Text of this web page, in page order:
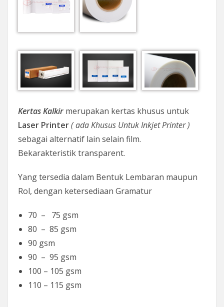
Kertas Kalkir merupakan kertas khusus untuk
Laser Printer( ada Khusus Untuk Inkjet Printer)
sebagai alternatif lain selain film.
Bekarakteristik transparent.
Yang tersedia dalam Bentuk Lembaran maupun
Rol, dengan ketersediaan Gramatur
70 – 75 gsm
80 – 85 gsm
90 gsm
90 – 95 gsm
100 – 105 gsm
110 – 115 gsm